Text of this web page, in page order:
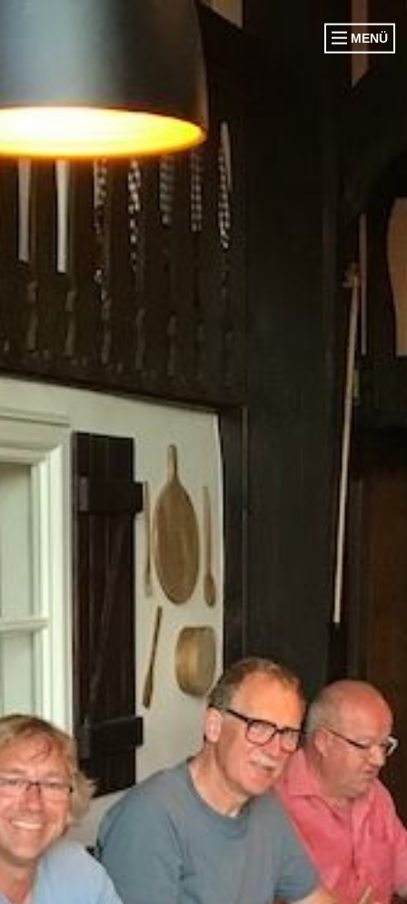
MENÜ
VORSTAND
CORPS EHEM. KÖNIGE
CORPS EHEM. KÖNIGINNEN
OFFIZIERSCORPS
DAMENGARDE
SCHWATTJACKEN
ZUKUNFTSWORKSHOP
THRONGESELLSCHAFTEN
HISTORIE DER PRÄSIDENTEN
BILDER
WIE ALLES BEGANN...
DIE SATZUNG
HISTORIE DER OBERSCHIEDSRICHTER
SCHIEDSGERICHT